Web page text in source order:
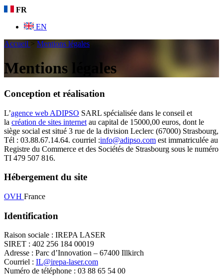
FR
EN
Accueil > Mentions légales
Mentions légales
Conception et réalisation
L’agence web ADIPSO SARL spécialisée dans le conseil et
la création de sites internet au capital de 15000,00 euros, dont le
siège social est situé 3 rue de la division Leclerc (67000) Strasbourg,
Tél : 03.88.67.14.64. courriel :info@adipso.com est immatriculée au
Registre du Commerce et des Sociétés de Strasbourg sous le numéro
TI 479 507 816.
Hébergement du site
OVH France
Identification
Raison sociale : IREPA LASER
SIRET : 402 256 184 00019
Adresse : Parc d’Innovation – 67400 Illkirch
Courriel : IL@irepa-laser.com
Numéro de téléphone : 03 88 65 54 00